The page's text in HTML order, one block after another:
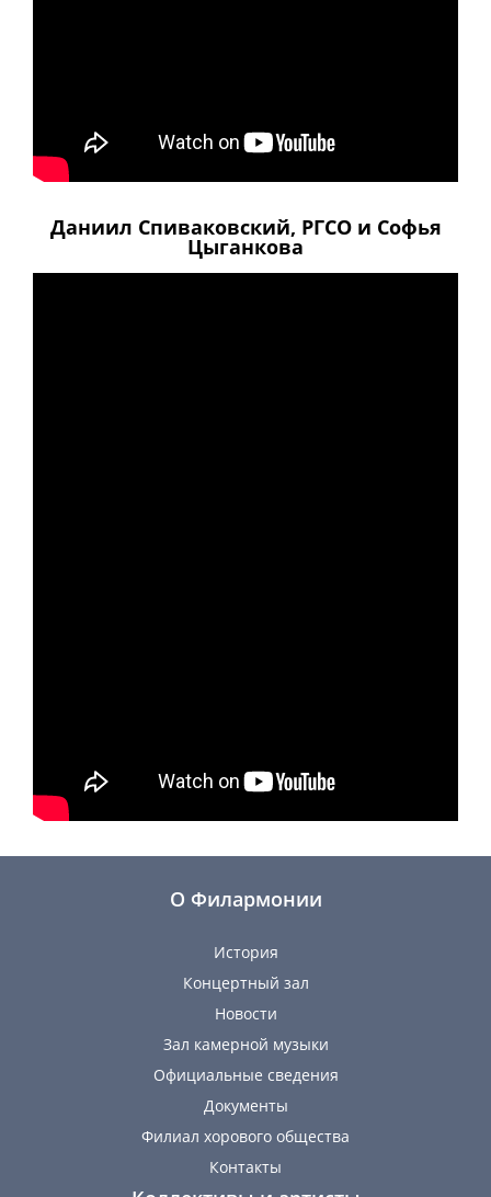
Даниил Спиваковский, РГСО и Софья
Цыганкова
О Филармонии
История
Концертный зал
Новости
Зал камерной музыки
Официальные сведения
Документы
Филиал хорового общества
Контакты